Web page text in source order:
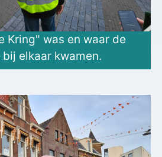
Kring" was en waar de
elkaar kwamen.